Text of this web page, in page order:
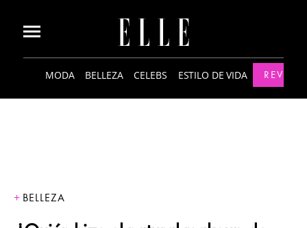
MODA BELLEZA CELEBS ESTILO DE VIDA
BELLEZA